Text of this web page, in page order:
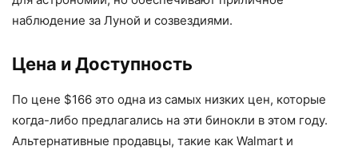
наблюдение за Луной и созвездиями.
Цена и Доступность
По цене $166 это одна из самых низких цен, которые
когда-либо предлагались на эти бинокли в этом году.
Альтернативные продавцы, такие как Walmart и